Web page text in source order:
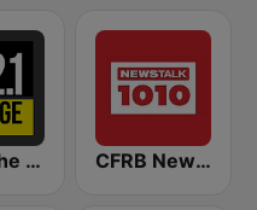
102.1 The Edge FM CFRB Newstalk 1010